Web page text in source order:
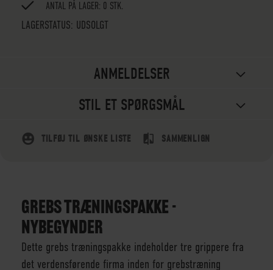
LAGERSTATUS: UDSOLGT
ANTAL PÅ LAGER: 0 STK.
ANMELDELSER
STIL ET SPØRGSMÅL
TILFØJ TIL ØNSKE LISTE SAMMENLIGN
GREBS TRÆNINGSPAKKE -
NYBEGYNDER
Dette grebs træningspakke indeholder tre grippere fra
det verdensførende firma inden for grebstræning